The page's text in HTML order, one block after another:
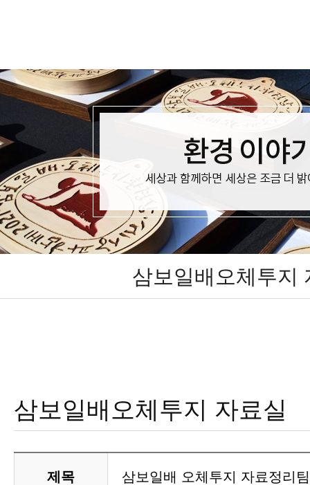
삼보일배오체투지
삼보일배오체투지 자료실
제목 삼보일배 오체투지 자료정리